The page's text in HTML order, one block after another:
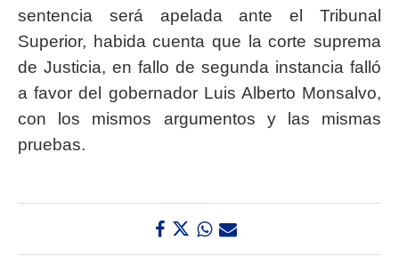
sentencia será apelada ante el Tribunal
Superior, habida cuenta que la corte suprema
de Justicia, en fallo de segunda instancia falló
a favor del gobernador Luis Alberto Monsalvo,
con los mismos argumentos y las mismas
pruebas.